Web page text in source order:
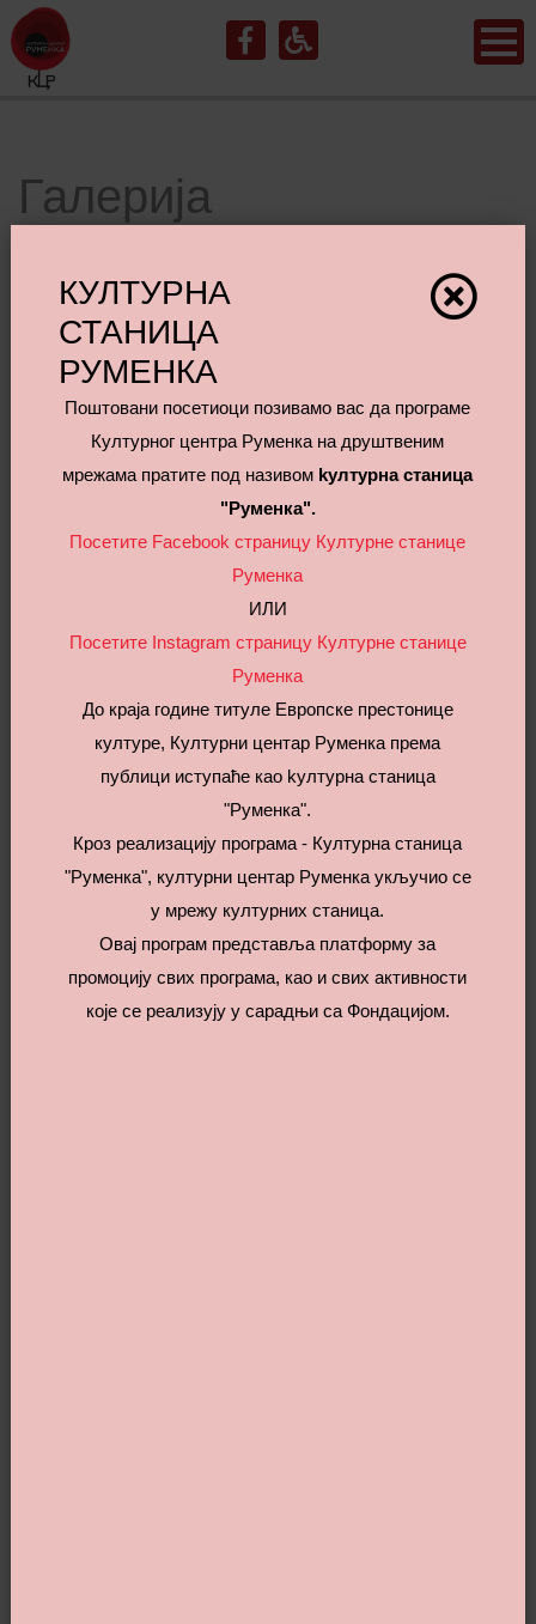
Галерија
Фестивал ”Верујете ли у бајке?”
2023
КУЛТУРНА
СТАНИЦА
РУМЕНКА
Поштовани посетиоци позивамо вас да програме
Културног центра Руменка на друштвеним
мрежама пратите под називом kултурна станица
"Руменка".
Посетите Facebook страницу Културне станице
Руменка
ИЛИ
Посетите Instagram страницу Културне станице
Руменка
До краја године титуле Европске престонице
културе, Културни центар Руменка према
публици иступаће као kултурна станица
"Руменка".
Кроз реализацију програма - Културна станица
"Руменка", културни центар Руменка укључио се
у мрежу културних станица.
Овај програм представља платформу за
промоцију свих програма, као и свих активности
које се реализују у сарадњи са Фондацијом.